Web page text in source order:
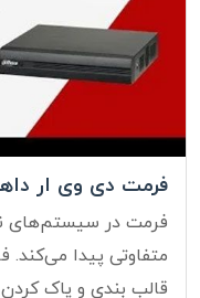
فرمت دی وی ار
فرمت در سیستم‌های
متفاوتی پیدا می‌کند.
قالب بندی و پاک